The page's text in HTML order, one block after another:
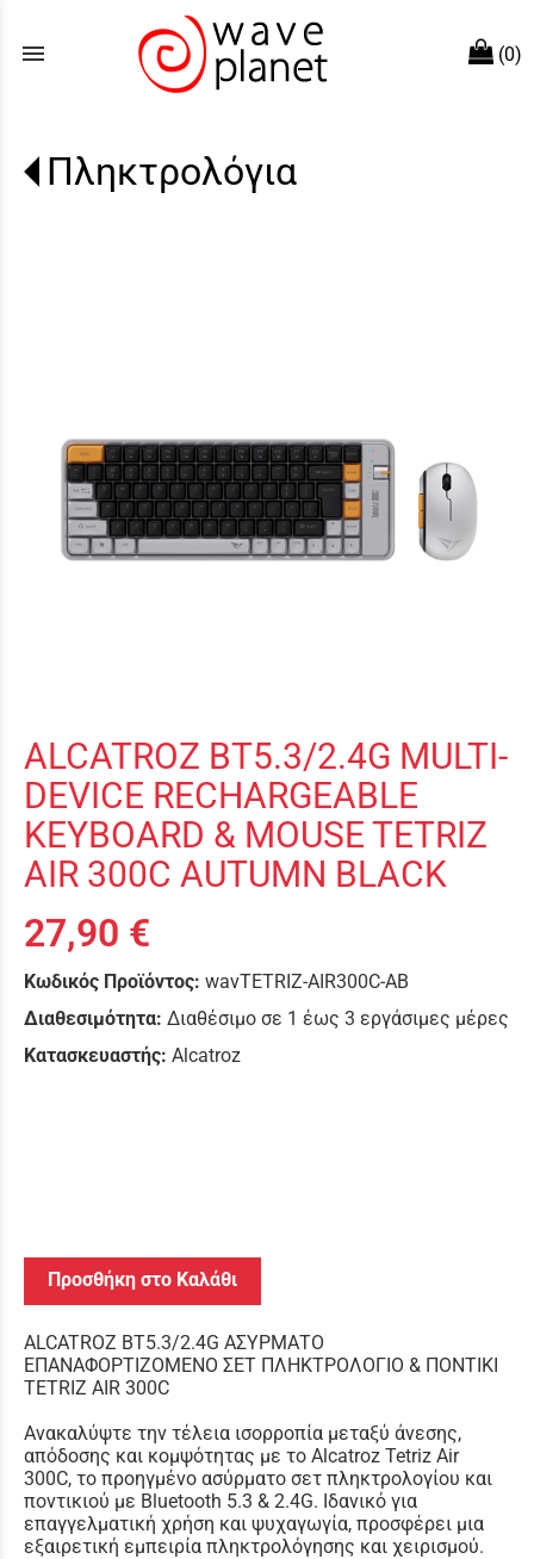
menu (0)
Πληκτρολόγια
ALCATROZ BT5.3/2.4G MULTI-
DEVICE RECHARGEABLE
KEYBOARD & MOUSE TETRIZ
AIR 300C AUTUMN BLACK
27,90 €
Κωδικός Προϊόντος: wavTETRIZ-AIR300C-AB
Διαθεσιμότητα: Διαθέσιμο σε 1 έως 3 εργάσιμες μέρες
Κατασκευαστής: Alcatroz
Προσθήκη στο Καλάθι
ALCATROZ BT5.3/2.4G ΑΣΥΡΜΑΤΟ
ΕΠΑΝΑΦΟΡΤΙΖΟΜΕΝΟ ΣΕΤ ΠΛΗΚΤΡΟΛΟΓΙΟ & ΠΟΝΤΙΚΙ
TETRIZ AIR 300C
Ανακαλύψτε την τέλεια ισορροπία μεταξύ άνεσης,
απόδοσης και κομψότητας με το Alcatroz Tetriz Air
300C, το προηγμένο ασύρματο σετ πληκτρολογίου και
ποντικιού με Bluetooth 5.3 & 2.4G. Ιδανικό για
επαγγελματική χρήση και ψυχαγωγία, προσφέρει μια
εξαιρετική εμπειρία πληκτρολόγησης και χειρισμού.